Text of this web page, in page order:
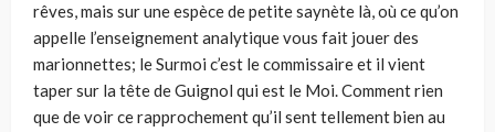
rêves, mais sur une espèce de petite saynète là, où ce qu’on
appelle l’enseignement analytique vous fait jouer des
marionnettes; le Surmoi c’est le commissaire et il vient
taper sur la tête de Guignol qui est le Moi. Comment rien
que de voir ce rapprochement qu’il sent tellement bien au